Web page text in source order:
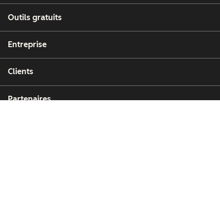
Outils gratuits
Entreprise
Clients
Partenaires